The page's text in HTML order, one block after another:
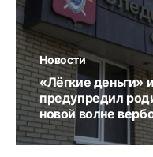
Новости
«Лёгкие деньги»
предупредил
новой волне